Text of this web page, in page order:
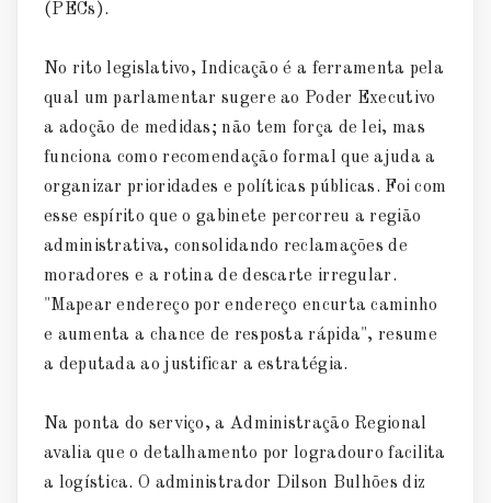
(PECs).
No rito legislativo, Indicação é a ferramenta pela
qual um parlamentar sugere ao Poder Executivo
a adoção de medidas; não tem força de lei, mas
funciona como recomendação formal que ajuda a
organizar prioridades e políticas públicas. Foi com
esse espírito que o gabinete percorreu a região
administrativa, consolidando reclamações de
moradores e a rotina de descarte irregular.
"Mapear endereço por endereço encurta caminho
e aumenta a chance de resposta rápida", resume
a deputada ao justificar a estratégia.
Na ponta do serviço, a Administração Regional
avalia que o detalhamento por logradouro facilita
a logística. O administrador Dilson Bulhões diz